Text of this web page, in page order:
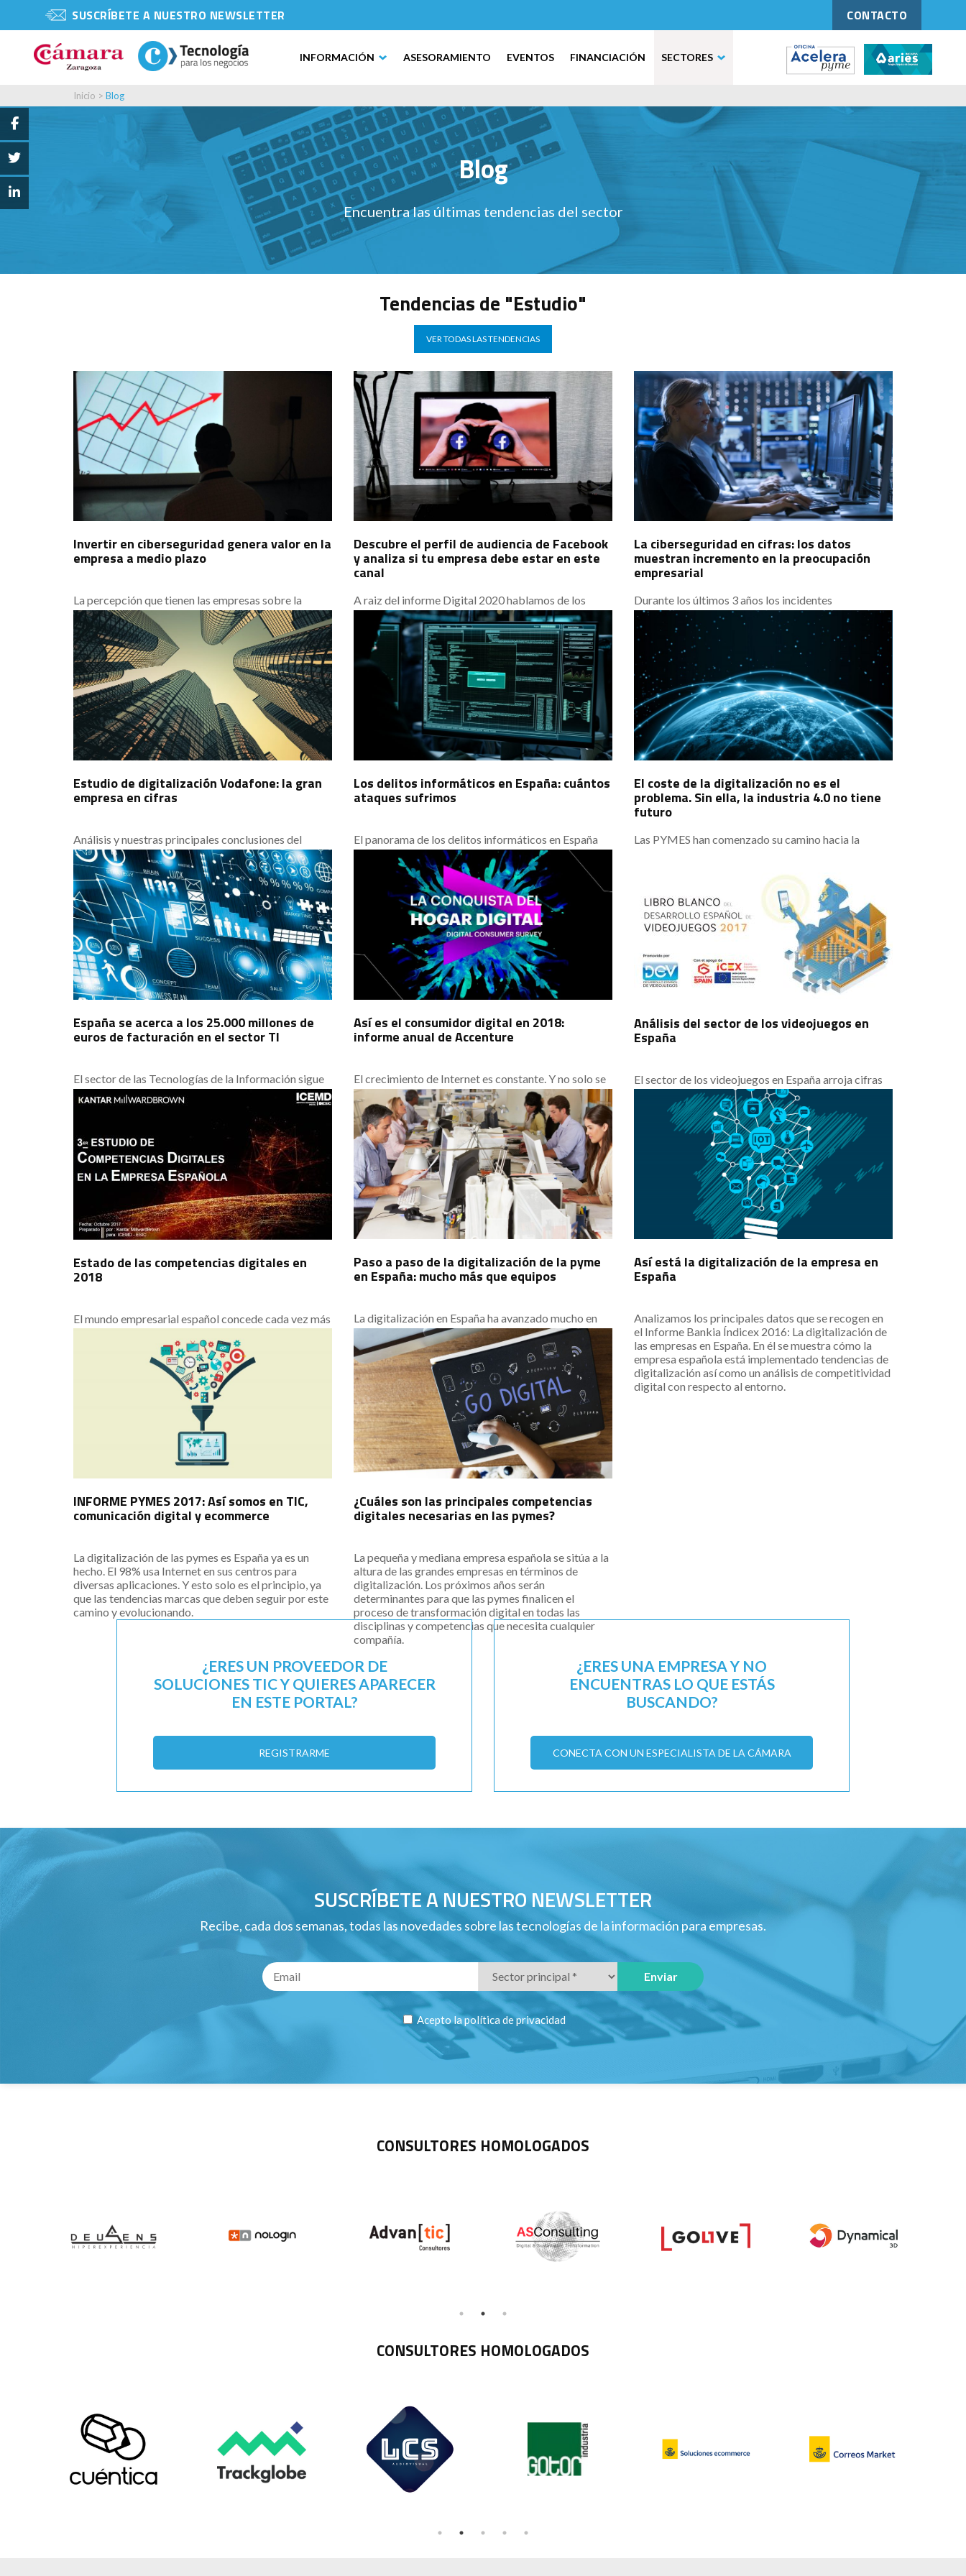
SUSCRÍBETE A NUESTRO NEWSLETTER CONTACTO
INFORMACIÓN ASESORAMIENTO EVENTOS FINANCIACIÓN SECTORES
Inicio > Blog
Blog
Encuentra las últimas tendencias del sector
Tendencias de "Estudio"
VER TODAS LAS TENDENCIAS
Invertir en ciberseguridad genera valor en la
empresa a medio plazo
La percepción que tienen las empresas sobre la
ciberseguridad difiere de las acciones reales de
inversión que toman respecto a ella. Hoy queremos
analizar los datos del último estudio sobre el Coste
del Cibercrimen para hacer ver que un cambio de
percepción nos puede ayudar a la empresa en el
medio plazo.
Descubre el perfil de audiencia de Facebook
y analiza si tu empresa debe estar en este
canal
A raiz del informe Digital 2020 hablamos de los
datos arrojados sobre el comportamiento del
usuario en las redes sociales en España, en concreto
sobre Facebook, y como usar estos datos para
construir la mejor estrategia digital para tu negocio.
La ciberseguridad en cifras: los datos
muestran incremento en la preocupación
empresarial
Durante los últimos 3 años los incidentes
relacionados con problemas de ciberseguridad se
han disparado y han copado en numerosas ocasiones
las portadas de todos los medios de comunicación a
nivel mundial. Es por ello que todas las empresas se
estén planteando aumentar su presupuesto para
luchar contra esta amenaza.
Estudio de digitalización Vodafone: la gran
empresa en cifras
Análisis y nuestras principales conclusiones del
informe sobre el estado de la digitalización en las
empresas y las administraciones en España durante
el último año
Los delitos informáticos en España: cuántos
ataques sufrimos
El panorama de los delitos informáticos en España
evoluciona año tras año. Los delincuentes alteran sus
estrategias operativas, desarrollan nuevas
herramientas y técnicas y se aprovechan de los
cambios en el comportamiento del consumidor y del
El coste de la digitalización no es el
problema. Sin ella, la industria 4.0 no tiene
futuro
Las PYMES han comenzado su camino hacia la
de que su adaptación al nuevo entorno de la industria
4.0 es imprescindible para sus negocios. La mayoría
declara que este proceso les ayudará a ser más
eficientes, haciendo poco hincapié en los beneficios
que eso puede tener.
España se acerca a los 25.000 millones de
euros de facturación en el sector TI
El sector de las Tecnologías de la Información sigue
creciendo en España. El desarrollo de la economía, la
aceleración de la incorporación de las tecnologías al
ámbito profesional y personal y la aún incipiente
transformación digital del tejido empresarial español
son los pilares básicos de este crecimiento.
Así es el consumidor digital en 2018:
informe anual de Accenture
El crecimiento de Internet es constante. Y no solo se
mide por un aumento en la penetración poblacional,
también como un fenómeno masivo que está
cambiando el mercado. Crece la frecuencia de
conexión y la participación de los dispositivos
móviles. Con ello, se potencia el consumidor digital.
Y para las empresas es imprescindible conocer esta
figura.
Análisis del sector de los videojuegos en
España
El sector de los videojuegos en España arroja cifras
contradictorias. Se sitúa muy bien en la cantidad de
ingresos totales y sabe aprovechar el comercio
exterior. Sin embargo, hay países con un mercado
interno mucho más reducido cuyas empresas han
facturado más. Otro problema de esta industria en
nuestro país es la falta de una política fiscal.
Estado de las competencias digitales en
2018
El mundo empresarial español concede cada vez más
importancia a las competencias digitales. En parte,
gracias a ellas se ha reducido la brecha entre las
grandes compañías y las pymes en los últimos años.
Por ello se deben tener en cuenta las mejoras en
transformación digital que se han producido en el
sector y afrontar los desafíos que arroja el futuro
preguntándose hasta qué punto puede optimizarse el
ámbito de los negocios de cara a la digitalización.
Paso a paso de la digitalización de la pyme
en España: mucho más que equipos
La digitalización en España ha avanzado mucho en
los últimos años. Pero, a diferencia de lo que se cree,
digitalizar una empresa no es únicamente invertir en
equipos y en este artículo es contamos porqué.
Así está la digitalización de la empresa en
España
Analizamos los principales datos que se recogen en
el Informe Bankia Índicex 2016: La digitalización de
las empresas en España. En él se muestra cómo la
empresa española está implementado tendencias de
digitalización así como un análisis de competitividad
digital con respecto al entorno.
INFORME PYMES 2017: Así somos en TIC,
comunicación digital y ecommerce
La digitalización de las pymes es España ya es un
hecho. El 98% usa Internet en sus centros para
diversas aplicaciones. Y esto solo es el principio, ya
que las tendencias marcas que deben seguir por este
camino y evolucionando.
¿Cuáles son las principales competencias
digitales necesarias en las pymes?
La pequeña y mediana empresa española se sitúa a la
altura de las grandes empresas en términos de
digitalización. Los próximos años serán
determinantes para que las pymes finalicen el
proceso de transformación digital en todas las
disciplinas y competencias que necesita cualquier
compañía.
¿ERES UN PROVEEDOR DE
SOLUCIONES TIC Y QUIERES APARECER
EN ESTE PORTAL?
REGISTRARME
¿ERES UNA EMPRESA Y NO
ENCUENTRAS LO QUE ESTÁS
BUSCANDO?
CONECTA CON UN ESPECIALISTA DE LA CÁMARA
SUSCRÍBETE A NUESTRO NEWSLETTER
Recibe, cada dos semanas, todas las novedades sobre las tecnologías de la información para empresas.
Acepto lapolítica de privacidad
CONSULTORES HOMOLOGADOS
CONSULTORES HOMOLOGADOS